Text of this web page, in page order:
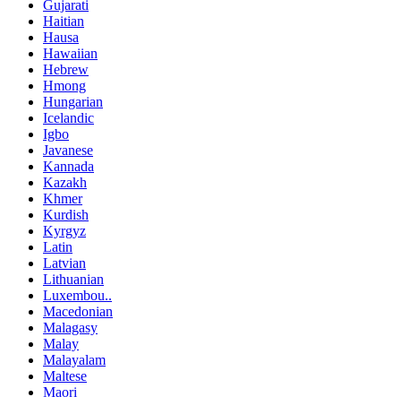
Gujarati
Haitian
Hausa
Hawaiian
Hebrew
Hmong
Hungarian
Icelandic
Igbo
Javanese
Kannada
Kazakh
Khmer
Kurdish
Kyrgyz
Latin
Latvian
Lithuanian
Luxembou..
Macedonian
Malagasy
Malay
Malayalam
Maltese
Maori